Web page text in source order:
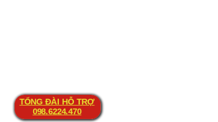
TỔNG ĐÀI HỖ TRỢ
098.6224.470